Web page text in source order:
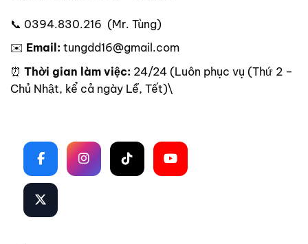
📞 0394.830.216 (Mr. Tùng)
✉️ Email: tungdd16@gmail.com
⏰ Thời gian làm việc: 24/24 (Luôn phục vụ (Thứ 2 –
Chủ Nhật, kể cả ngày Lễ, Tết)\